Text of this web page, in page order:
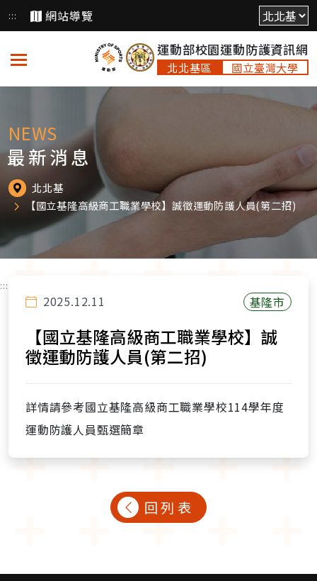
:::
跳
到
主
要
內
網站導覽
運動部校園運動防護資訊網
北北基區 國立臺灣大學
NEWS
最新消息
北北基
【國立基隆高級商工職業學校】誠徵運動防護人員(第二招)
:::
2025.12.11 基隆市
【國立基隆高級商工職業學校】誠
徵運動防護人員(第二招)
詳情請參考國立基隆高級商工職業學校114學年度
運動防護人員甄選簡章
回列表